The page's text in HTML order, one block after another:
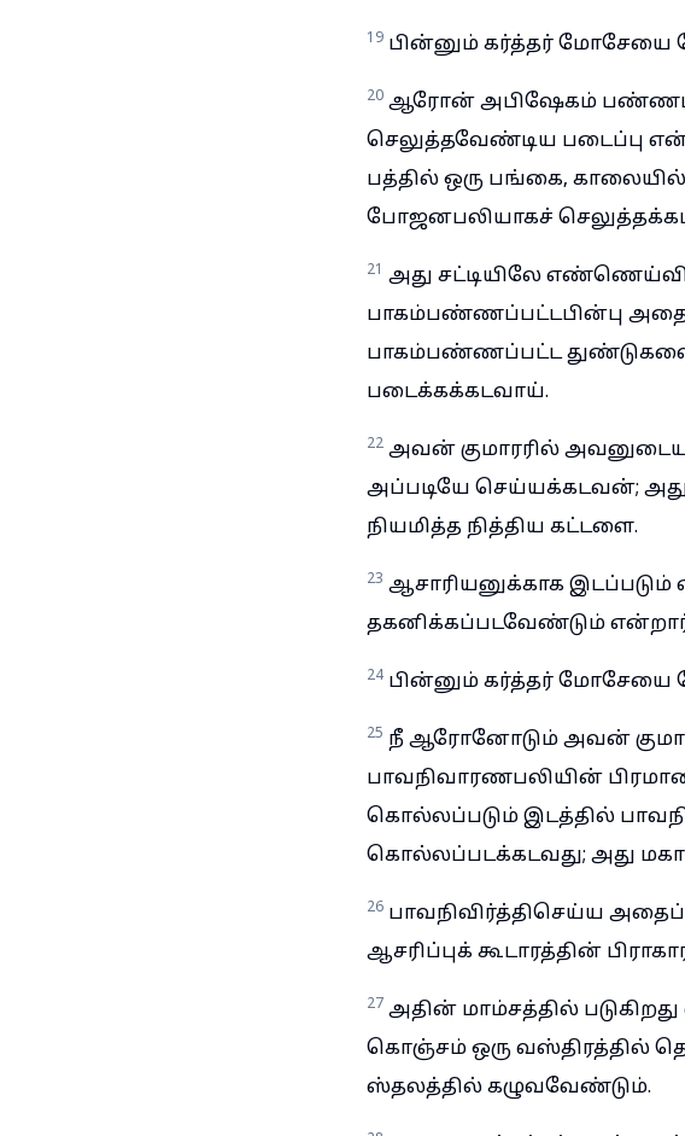
19 பின்னும் கர்த்தர் மோசேயை
20 ஆரோன் அபிஷேகம்
செலுத்தவேண்டிய படைப்பு
பத்தில் ஒரு பங்கை, காலையில்
போஜனபலியாகச்
21 அது சட்டியிலே
பாகம்பண்ணப்பட்டபின்பு
பாகம்பண்ணப்பட்ட
படைக்கக்கடவாய்.
22 அவன் குமாரரில்
அப்படியே செய்யக்கடவன்; அது
நியமித்த நித்திய கட்டளை.
23 ஆசாரியனுக்காக இடப்படும்
தகனிக்கப்படவேண்டும்
24 பின்னும் கர்த்தர் மோசேயை
25 நீ ஆரோனோடும் அவன்
பாவநிவாரணபலியின்
கொல்லப்படும் இடத்தில்
கொல்லப்படக்கடவது; அது மகா
26 பாவநிவிர்த்திசெய்ய
ஆசரிப்புக் கூடாரத்தின்
27 அதின் மாம்சத்தில் படுகிறது
கொஞ்சம் ஒரு வஸ்திரத்தில்
ஸ்தலத்தில் கழுவவேண்டும்.